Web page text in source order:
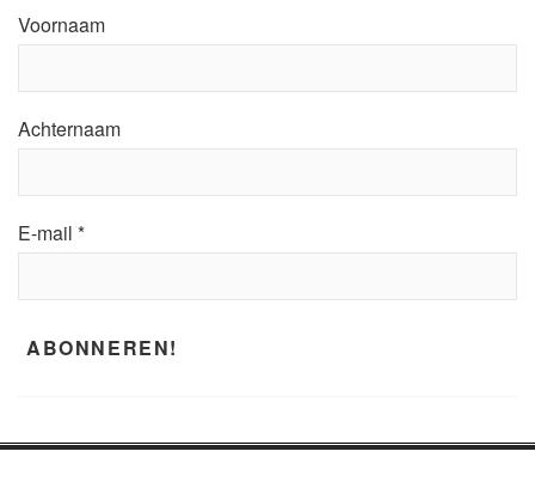
Voornaam
Achternaam
E-mail *